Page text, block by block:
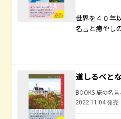
世界を４０年
名言と癒やし
道しるべと
BOOKS 旅の名
2022.11.04 発売